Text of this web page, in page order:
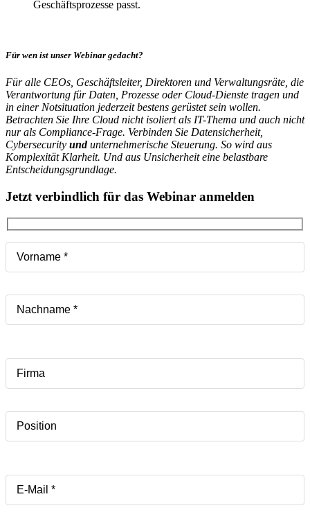
Geschäftsprozesse passt.
Für wen ist unser Webinar gedacht?
Für alle CEOs, Geschäftsleiter, Direktoren und Verwaltungsräte, die
Verantwortung für Daten, Prozesse oder Cloud-Dienste tragen und
in einer Notsituation jederzeit bestens gerüstet sein wollen.
Betrachten Sie Ihre Cloud nicht isoliert als IT-Thema und auch nicht
nur als Compliance-Frage. Verbinden Sie Datensicherheit,
Cybersecurity undunternehmerische Steuerung. So wird aus
Komplexität Klarheit. Und aus Unsicherheit eine belastbare
Entscheidungsgrundlage.
Jetzt verbindlich für das Webinar anmelden